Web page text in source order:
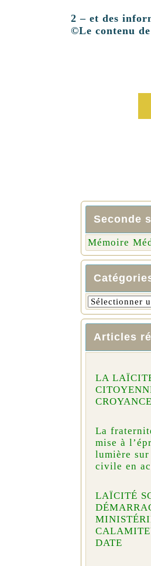
2 – et des
©Le contenu
Seconde
Mémoire
Articles
LA
CROYANCE
La
mise à
lumière
civile en
LAÏCITÉ
DATE